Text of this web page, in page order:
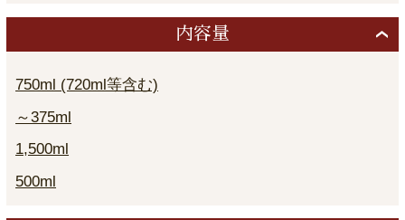
内容量
750ml (720ml等含む)
～375ml
1,500ml
500ml